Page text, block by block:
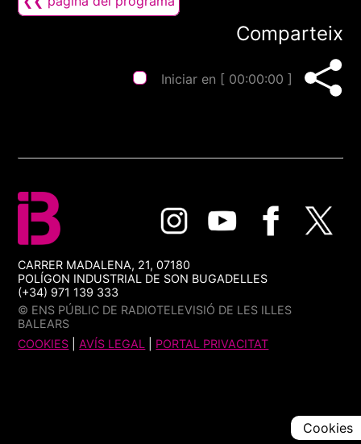
Comparteix
Iniciar en [ 00:00:00 ]
CARRER MADALENA, 21, 07180
POLÍGON INDUSTRIAL DE SON BUGADELLES
(+34) 971 139 333
© ENS PÚBLIC DE RADIOTELEVISIÓ DE LES ILLES
BALEARS
COOKIES |AVÍS LEGAL PORTAL PRIVACITAT
Cookies